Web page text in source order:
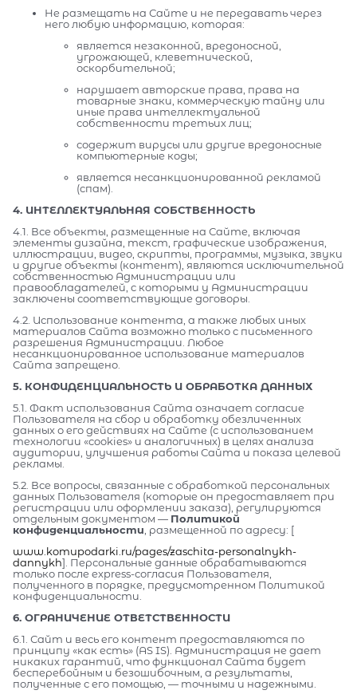
Не размещать на Сайте и не передавать через
него любую информацию, которая:
является незаконной, вредоносной,
угрожающей, клеветнической,
оскорбительной;
нарушает авторские права, права на
товарные знаки, коммерческую тайну или
иные права интеллектуальной
собственности третьих лиц;
содержит вирусы или другие вредоносные
компьютерные коды;
является несанкционированной рекламой
(спам).
4. ИНТЕЛЛЕКТУАЛЬНАЯ СОБСТВЕННОСТЬ
4.1. Все объекты, размещенные на Сайте, включая
элементы дизайна, текст, графические изображения,
иллюстрации, видео, скрипты, программы, музыка, звуки
и другие объекты (контент), являются исключительной
собственностью Администрации или
правообладателей, с которыми у Администрации
заключены соответствующие договоры.
4.2. Использование контента, а также любых иных
материалов Сайта возможно только с письменного
разрешения Администрации. Любое
несанкционированное использование материалов
Сайта запрещено.
5. КОНФИДЕНЦИАЛЬНОСТЬ И ОБРАБОТКА ДАННЫХ
5.1. Факт использования Сайта означает согласие
Пользователя на сбор и обработку обезличенных
данных о его действиях на Сайте (с использованием
технологии «cookies» и аналогичных) в целях анализа
аудитории, улучшения работы Сайта и показа целевой
рекламы.
5.2. Все вопросы, связанные с обработкой персональных
данных Пользователя (которые он предоставляет при
регистрации или оформлении заказа), регулируются
отдельным документом — Политикой
конфиденциальности , размещенной по адресу: [
www.komupodarki.ru/pages/zaschita-personalnykh-
dannykh]. Персональные данные обрабатываются
только после express-согласия Пользователя,
полученного в порядке, предусмотренном Политикой
конфиденциальности.
6. ОГРАНИЧЕНИЕ ОТВЕТСТВЕННОСТИ
6.1. Сайт и весь его контент предоставляются по
принципу «как есть» (AS IS). Администрация не дает
никаких гарантий, что функционал Сайта будет
бесперебойным и безошибочным, а результаты,
полученные с его помощью, — точными и надежными.